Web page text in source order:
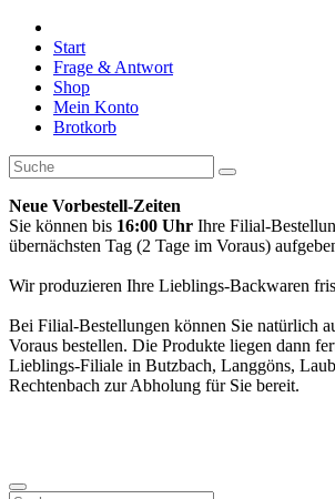
Start
Frage & Antwort
Shop
Mein Konto
Brotkorb
Neue Vorbestell-Zeiten
Sie können bis 16:00 Uhr Ihre Filial-
übernächsten Tag (2 Tage im Voraus)
Wir produzieren Ihre Lieblings-Backwaren
Bei Filial-Bestellungen können Sie natürlich
Voraus bestellen. Die Produkte liegen dann
Lieblings-Filiale in Butzbach, Langgöns,
Rechtenbach zur Abholung für Sie bereit.